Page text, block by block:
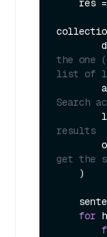
the one
list of
Search
results
get the
for